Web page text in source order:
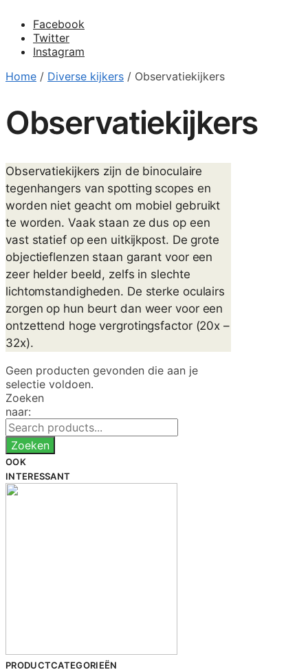
Facebook
Twitter
Instagram
Home / Diverse kijkers / Observatiekijkers
Observatiekijkers
Observatiekijkers zijn de binoculaire
tegenhangers van spotting scopes en
worden niet geacht om mobiel gebruikt
te worden. Vaak staan ze dus op een
vast statief op een uitkijkpost. De grote
objectieflenzen staan garant voor een
zeer helder beeld, zelfs in slechte
lichtomstandigheden. De sterke oculairs
zorgen op hun beurt dan weer voor een
ontzettend hoge vergrotingsfactor (20x –
32x).
Geen producten gevonden die aan je
selectie voldoen.
Zoeken
naar:
OOK
INTERESSANT
PRODUCTCATEGORIEËN